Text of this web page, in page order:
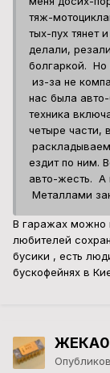
тяж-
тых-пух тянет
делали,
болгаркой. Но
из-за не
нас была
техника
четыре части,
ездит по ним.
авто-жесть. А
Металлами
В гаражах можно
любителей
бусики , есть
бускофейнях в